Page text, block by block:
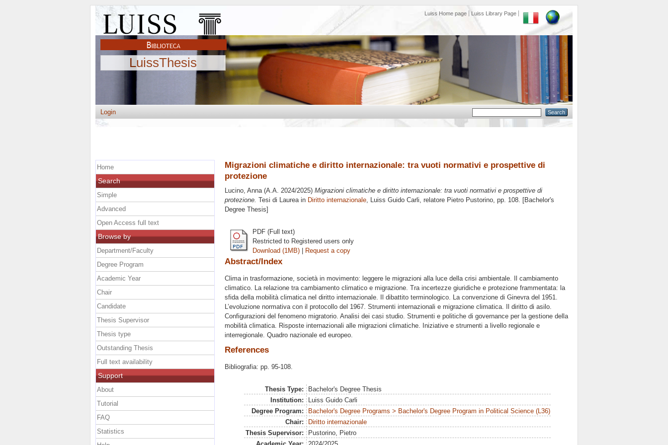
Luiss Home page Luiss Library Page
LuissThesis
Login
Migrazioni climatiche e diritto internazionale: tra vuoti normativi e prospettive di
protezione
Lucino, Anna(A.A. 2024/2025) Migrazioni climatiche e diritto internazionale: tra vuoti normativi e prospettive di
protezione. Tesi di Laurea in Diritto internazionale, Luiss Guido Carli, relatore Pietro Pustorino, pp. 108. [Bachelor's
Degree Thesis]
PDF (Full text)
Restricted to Registered users only
Download (1MB) | Request a copy
Abstract/Index
Clima in trasformazione, società in movimento: leggere le migrazioni alla luce della crisi ambientale. Il cambiamento
climatico. La relazione tra cambiamento climatico e migrazione. Tra incertezze giuridiche e protezione frammentata: la
sfida della mobilità climatica nel diritto internazionale. Il dibattito terminologico. La convenzione di Ginevra del 1951.
L’evoluzione normativa con il protocollo del 1967. Strumenti internazionali e migrazione climatica. Il diritto di asilo.
Configurazioni del fenomeno migratorio. Analisi dei casi studio. Strumenti e politiche di governance per la gestione della
mobilità climatica. Risposte internazionali alle migrazioni climatiche. Iniziative e strumenti a livello regionale e
interregionale. Quadro nazionale ed europeo.
References
Bibliografia: pp. 95-108.
Thesis Type:
Bachelor's Degree Thesis
Institution:
Luiss Guido Carli
Degree Program:
Bachelor's Degree Programs > Bachelor's Degree Program in Political Science (L36)
Chair:
Diritto internazionale
Thesis Supervisor:
Pustorino, Pietro
Home
Search
Simple
Advanced
Open Access full text
Browse by
Department/Faculty
Degree Program
Academic Year
Chair
Candidate
Thesis Supervisor
Thesis type
Outstanding Thesis
Full text availability
Support
About
Tutorial
FAQ
Statistics